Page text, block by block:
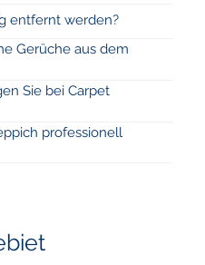
entfernt werden?
Gerüche aus dem
Sie bei Carpet
professionell